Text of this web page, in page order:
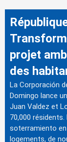
projet
des
La Corporación
Domingo lance
Juan Valdez et
70,000
soterramiento
logements, de